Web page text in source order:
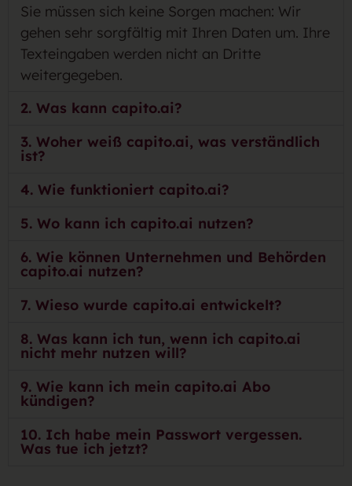
Sie müssen sich keine Sorgen machen: Wir
gehen sehr sorgfältig mit Ihren Daten um. Ihre
Texteingaben werden nicht an Dritte
weitergegeben.
2. Was kann capito.ai?
3. Woher weiß capito.ai, was verständlich
ist?
4. Wie funktioniert capito.ai?
5. Wo kann ich capito.ai nutzen?
6. Wie können Unternehmen und Behörden
capito.ai nutzen?
7. Wieso wurde capito.ai entwickelt?
8. Was kann ich tun, wenn ich capito.ai
nicht mehr nutzen will?
9. Wie kann ich mein capito.ai Abo
kündigen?
10. Ich habe mein Passwort vergessen.
Was tue ich jetzt?